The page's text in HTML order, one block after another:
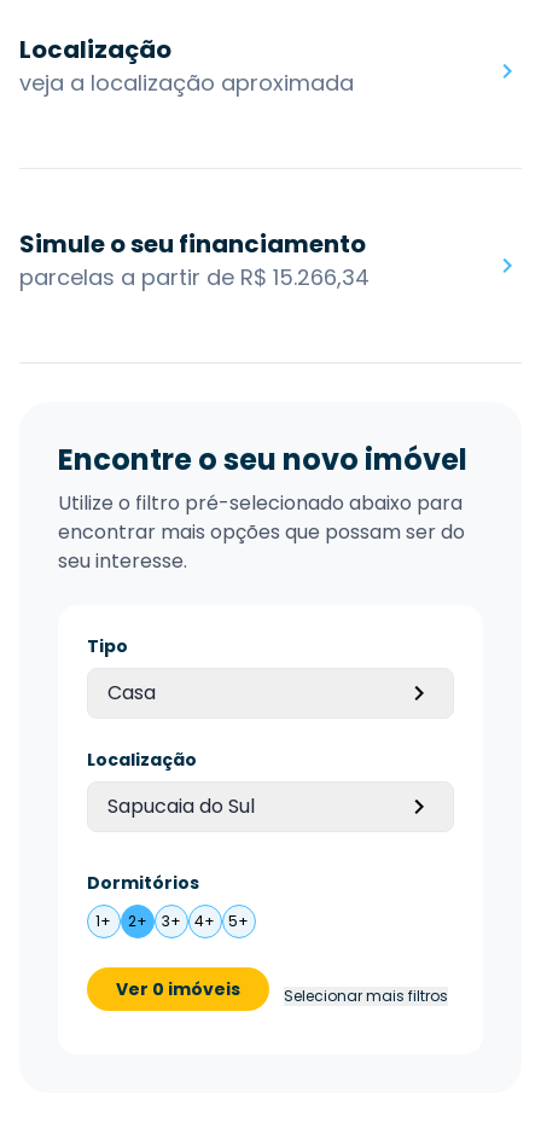
Localização
veja a localização aproximada
Simule o seu financiamento
parcelas a partir de R$ 15.266,34
Encontre o seu novo imóvel
Utilize o filtro pré-selecionado abaixo para
encontrar mais opções que possam ser do
seu interesse.
Tipo
Casa
Localização
Sapucaia do Sul
Dormitórios
1+ 2+ 3+ 4+ 5+
Ver 0 imóveis Selecionar mais filtros